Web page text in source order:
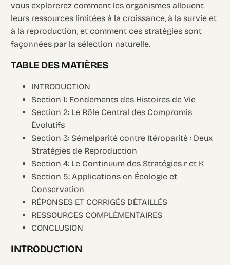
vous explorerez comment les organismes allouent
leurs ressources limitées à la croissance, à la survie et
à la reproduction, et comment ces stratégies sont
façonnées par la sélection naturelle.
TABLE DES MATIÈRES
INTRODUCTION
Section 1: Fondements des Histoires de Vie
Section 2: Le Rôle Central des Compromis
Évolutifs
Section 3: Sémelparité contre Itéroparité : Deux
Stratégies de Reproduction
Section 4: Le Continuum des Stratégies r et K
Section 5: Applications en Écologie et
Conservation
RÉPONSES ET CORRIGÉS DÉTAILLÉS
RESSOURCES COMPLÉMENTAIRES
CONCLUSION
INTRODUCTION